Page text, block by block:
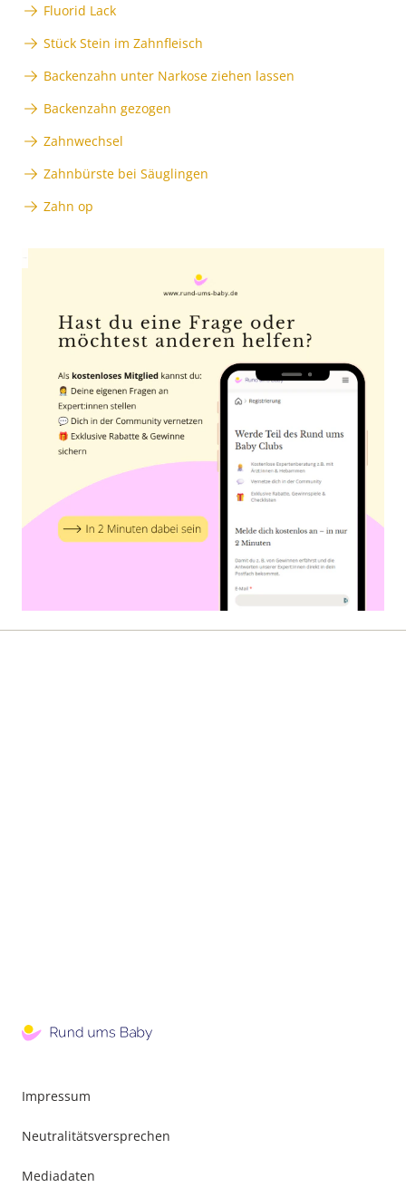
Fluorid Lack
Stück Stein im Zahnfleisch
Backenzahn unter Narkose ziehen lassen
Backenzahn gezogen
Zahnwechsel
Zahnbürste bei Säuglingen
Zahn op
Impressum
Neutralitätsversprechen
Mediadaten